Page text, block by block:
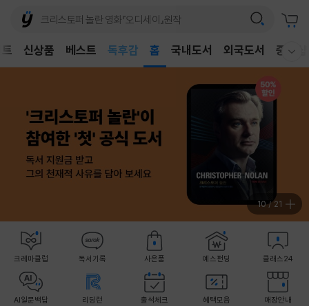
신상품 베스트
어린이
어린이 홈 국내도서 외국도서 중고샵
11/21
크레마클럽 독서기록 사은품 예스펀딩 클래스24
AI일문백답 리딩런 출석체크 혜택모음 매장안내